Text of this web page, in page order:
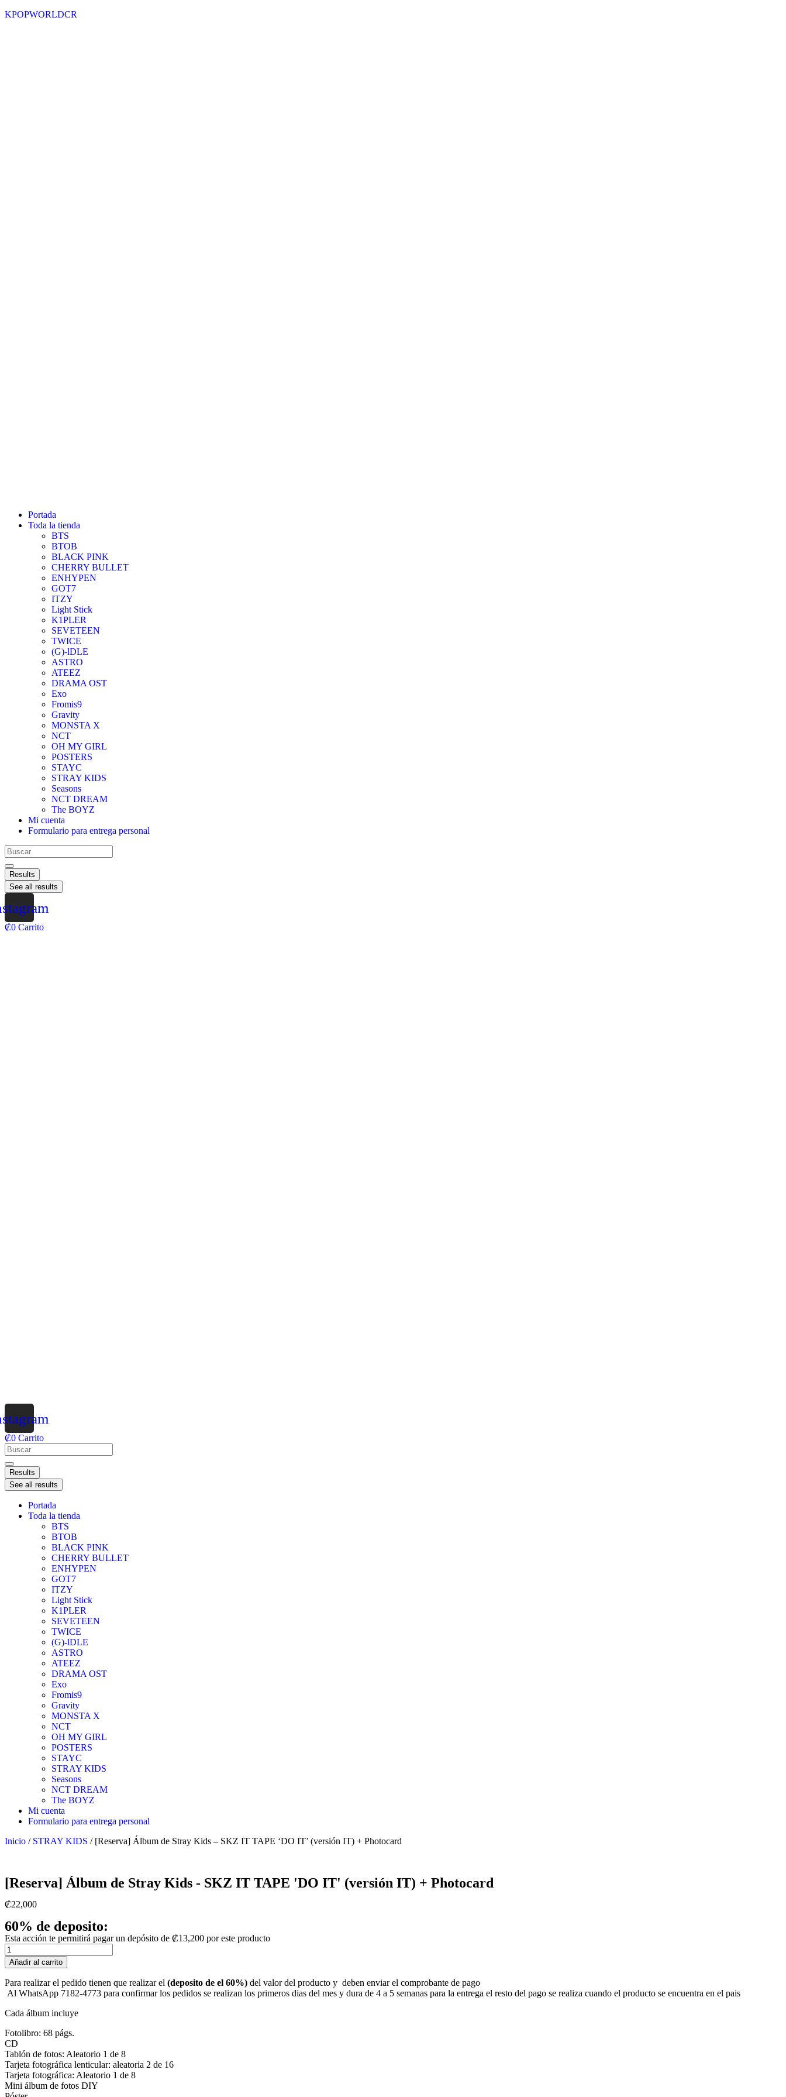
KPOPWORLDCR
Portada
Toda la tienda
BTS
BTOB
BLACK PINK
CHERRY BULLET
ENHYPEN
GOT7
ITZY
Light Stick
K1PLER
SEVETEEN
TWICE
(G)-lDLE
ASTRO
ATEEZ
DRAMA OST
Exo
Fromis9
Gravity
MONSTA X
NCT
OH MY GIRL
POSTERS
STAYC
STRAY KIDS
Seasons
NCT DREAM
The BOYZ
Mi cuenta
Formulario para entrega personal
Results
See all results
₡0 Carrito
₡0 Carrito
Results
See all results
Portada
Toda la tienda
BTS
BTOB
BLACK PINK
CHERRY BULLET
ENHYPEN
GOT7
ITZY
Light Stick
K1PLER
SEVETEEN
TWICE
(G)-lDLE
ASTRO
ATEEZ
DRAMA OST
Exo
Fromis9
Gravity
MONSTA X
NCT
OH MY GIRL
POSTERS
STAYC
STRAY KIDS
Seasons
NCT DREAM
The BOYZ
Mi cuenta
Formulario para entrega personal
Inicio / STRAY KIDS / [Reserva] Álbum de Stray Kids – SKZ IT TAPE ‘DO IT’ (versión IT) + Photocard
[Reserva] Álbum de Stray Kids - SKZ IT TAPE 'DO IT' (versión IT) + Photocard
₡22,000
60% de deposito:
Esta acción te permitirá pagar un depósito de ₡13,200 por este producto
[Reserva]
Álbum
de
Stray
Kids
SKZ
TAPE
'DO
IT'
(versión
IT)
+
Añadir al carrito
Para realizar el pedido tienen que realizar el (deposito de el 60%) del valor del producto y deben enviar el comprobante de pago
Al WhatsApp 7182-4773 para confirmar los pedidos se realizan los primeros dias del mes y dura de 4 a 5 semanas para la entrega el resto del pago se realiza cuando el producto se encuentra en el pais
Cada álbum incluye
Fotolibro: 68 págs.
CD
Tablón de fotos: Aleatorio 1 de 8
Tarjeta fotográfica lenticular: aleatoria 2 de 16
Tarjeta fotográfica: Aleatorio 1 de 8
Mini álbum de fotos DIY